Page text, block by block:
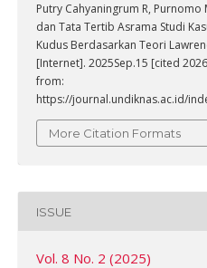
Putry Cahyaningrum R,
dan Tata Tertib Asrama Studi
Kudus Berdasarkan Teori
[Internet]. 2025Sep.15 [cited
from:
https://journal.undiknas.ac.id/
More Citation Formats
ISSUE
Vol. 8 No. 2 (2025)